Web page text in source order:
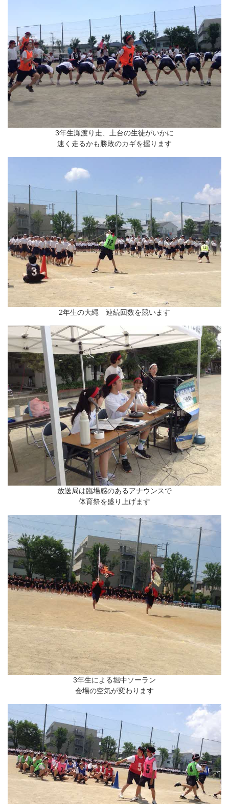
3年生瀬渡り走、土台の生徒がいかに
速く走るかも勝敗のカギを握ります
2年生の大縄 連続回数を競います
放送局は臨場感のあるアナウンスで
体育祭を盛り上げます
3年生による堀中ソーラン
会場の空気が変わります